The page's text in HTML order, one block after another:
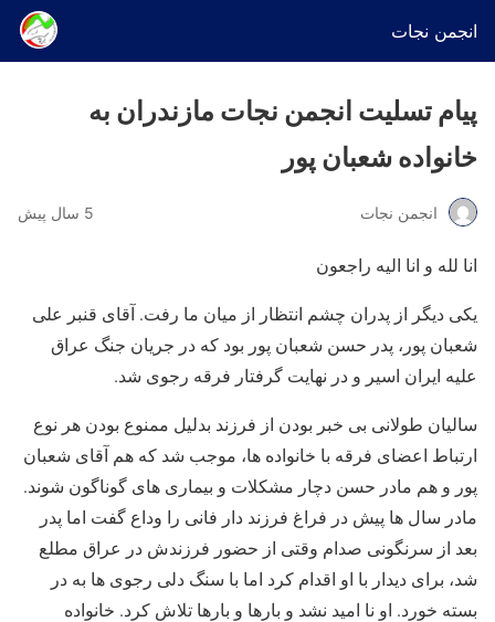
انجمن نجات
پیام تسلیت انجمن نجات مازندران به
خانواده شعبان پور
انجمن نجات 5 سال پیش
انا لله و انا الیه راجعون
یکی دیگر از پدران چشم انتظار از میان ما رفت. آقای قنبر علی
شعبان پور، پدر حسن شعبان پور بود که در جریان جنگ عراق
علیه ایران اسیر و در نهایت گرفتار فرقه رجوی شد.
سالیان طولانی بی خبر بودن از فرزند بدلیل ممنوع بودن هر نوع
ارتباط اعضای فرقه با خانواده ها، موجب شد که هم آقای شعبان
پور و هم مادر حسن دچار مشکلات و بیماری های گوناگون شوند.
مادر سال ها پیش در فراغ فرزند دار فانی را وداع گفت اما پدر
بعد از سرنگونی صدام وقتی از حضور فرزندش در عراق مطلع
شد، برای دیدار با او اقدام کرد اما با سنگ دلی رجوی ها به در
بسته خورد. او نا امید نشد و بارها و بارها تلاش کرد. خانواده